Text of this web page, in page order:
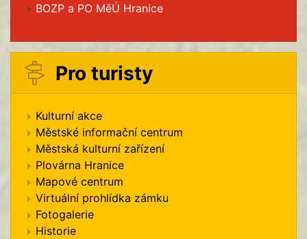
BOZP a PO MěÚ Hranice
Pro turisty
Kulturní akce
Městské informační centrum
Městská kulturní zařízení
Plovárna Hranice
Mapové centrum
Virtuální prohlídka zámku
Fotogalerie
Historie